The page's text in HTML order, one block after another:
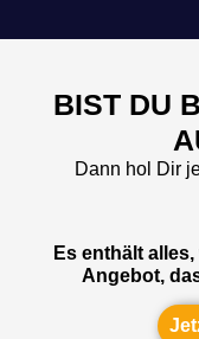
BIST DU
Dann hol Dir
Es enthält
Angebot,